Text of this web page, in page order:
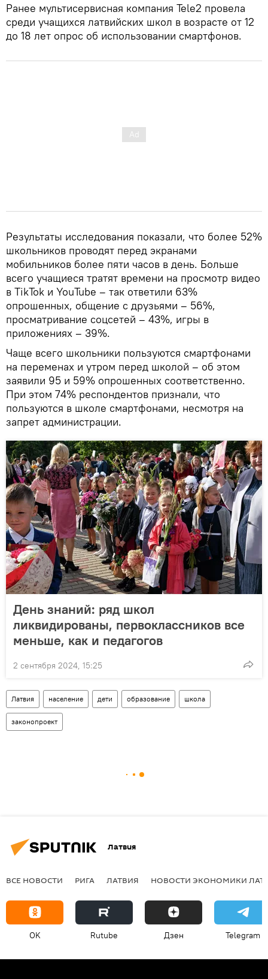
Ранее мультисервисная компания Tele2 провела
среди учащихся латвийских школ в возрасте от 12
до 18 лет опрос об использовании смартфонов.
Результаты исследования показали, что более 52%
школьников проводят перед экранами
мобильников более пяти часов в день. Больше
всего учащиеся тратят времени на просмотр видео
в TikTok и YouTube – так ответили 63%
опрошенных, общение с друзьями – 56%,
просматривание соцсетей – 43%, игры в
приложениях – 39%.
Чаще всего школьники пользуются смартфонами
на переменах и утром перед школой – об этом
заявили 95 и 59% опрошенных соответственно.
При этом 74% респондентов признали, что
пользуются в школе смартфонами, несмотря на
запрет администрации.
День знаний: ряд школ
ликвидированы, первоклассников все
меньше, как и педагогов
2 сентября 2024, 15:25
Латвия население дети образование школа
законопроект
Латвия
ВСЕ НОВОСТИ РИГА ЛАТВИЯ НОВОСТИ ЭКОНОМИКИ
OK Rutube Дзен Telegram